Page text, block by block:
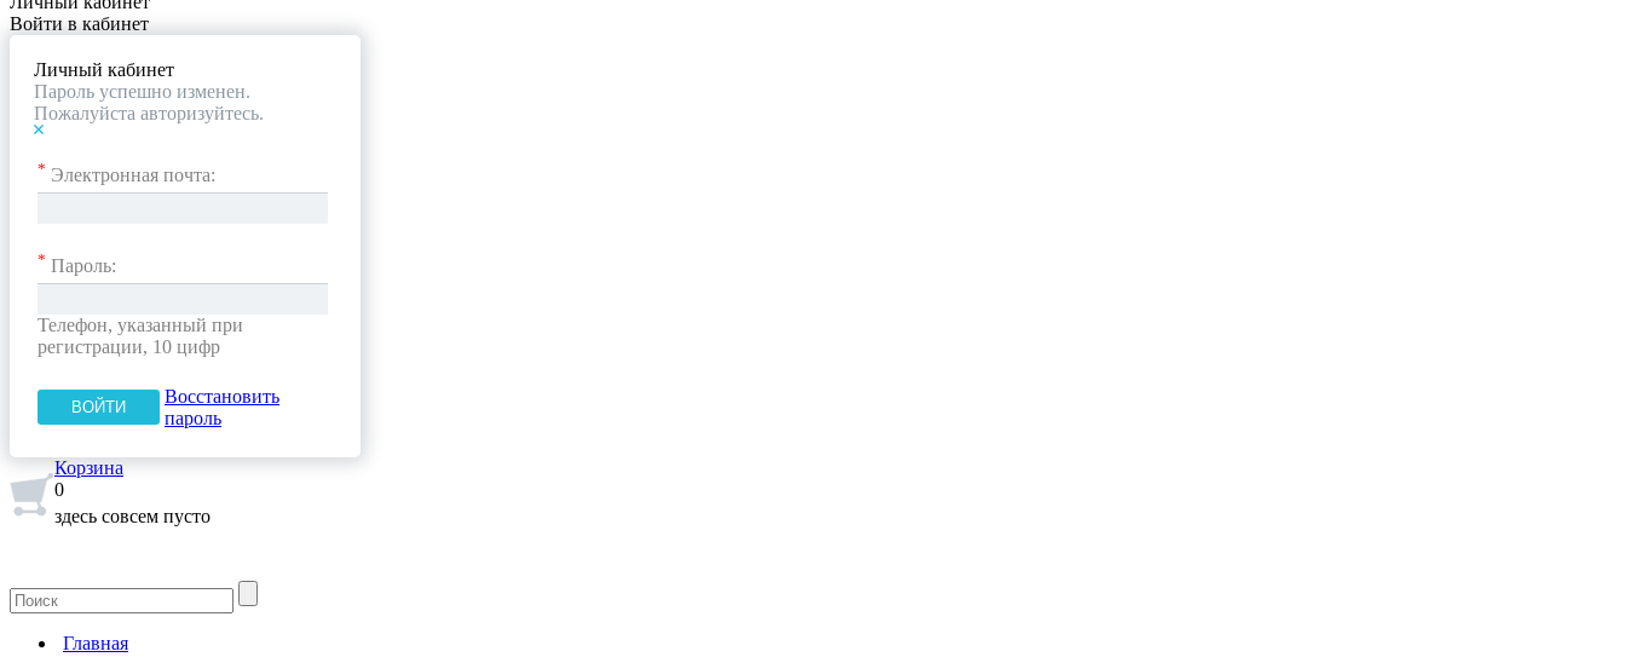
Войти в кабинет
Личный кабинет
Пароль успешно изменен.
Пожалуйста авторизуйтесь.
* Электронная почта:
* Пароль:
Телефон, указанный при
регистрации, 10 цифр
Восстановить
пароль
Корзина
0
здесь совсем пусто
Главная